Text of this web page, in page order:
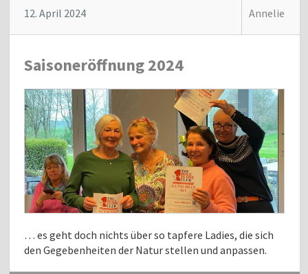
12. April 2024 Annelie
Saisoneröffnung 2024
… es geht doch nichts über so tapfere Ladies, die sich
den Gegebenheiten der Natur stellen und anpassen.